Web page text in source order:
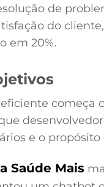
de
do
em 20%.
começa
e o
Saúde Mais